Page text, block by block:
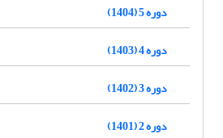
دوره 5 (1404)
دوره 4 (1403)
دوره 3 (1402)
دوره 2 (1401)